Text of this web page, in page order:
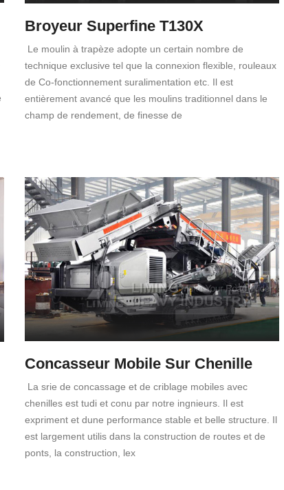
Broyeur Superfine T130X
Le moulin à trapèze adopte un certain nombre de
technique exclusive tel que la connexion flexible, rouleaux
de Co-fonctionnement suralimentation etc. Il est
entièrement avancé que les moulins traditionnel dans le
champ de rendement, de finesse de
Concasseur Mobile Sur Chenille
La srie de concassage et de criblage mobiles avec
chenilles est tudi et conu par notre ingnieurs. Il est
expriment et dune performance stable et belle structure. Il
est largement utilis dans la construction de routes et de
ponts, la construction, lex